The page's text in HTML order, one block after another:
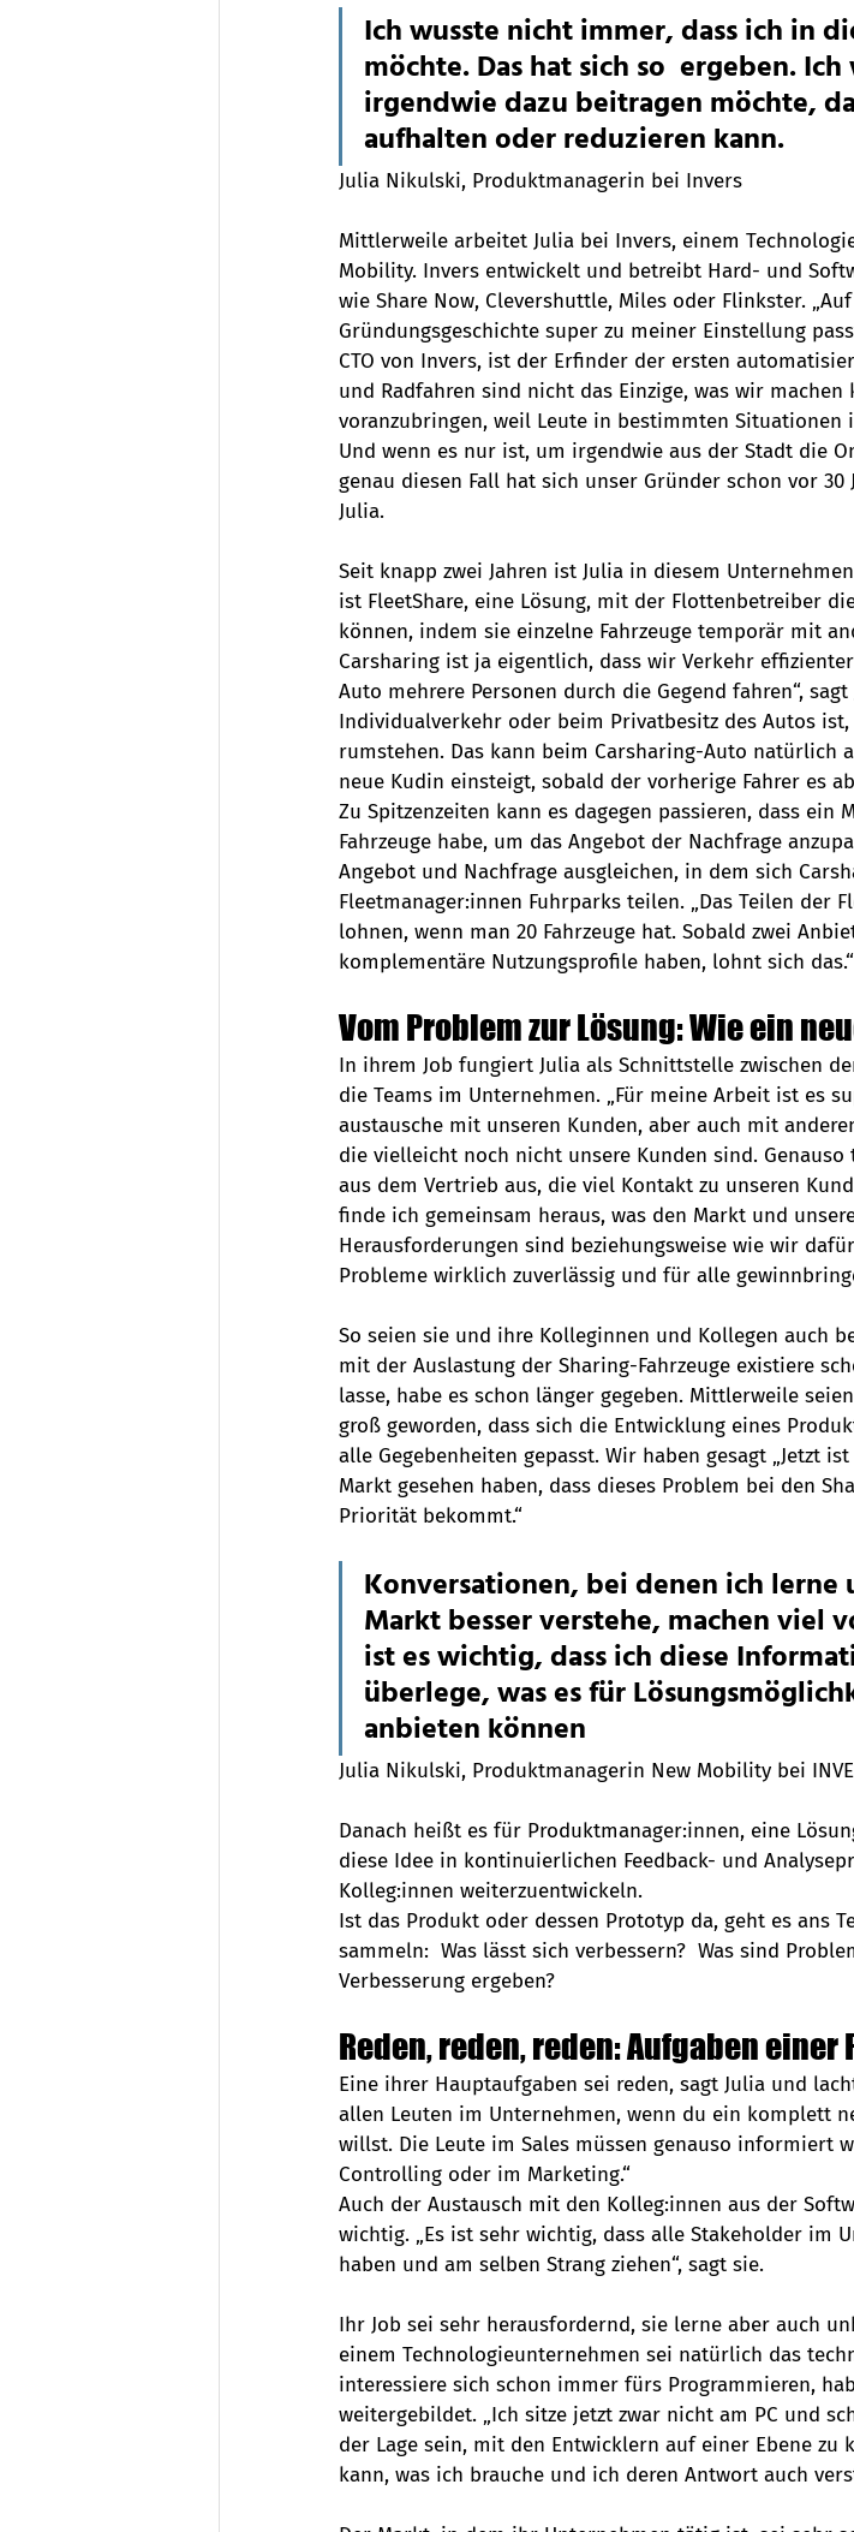
Ich wusste nicht immer, dass ich in
möchte. Das hat sich so  ergeben.
irgendwie dazu beitragen möchte,
aufhalten oder reduzieren kann.
Julia Nikulski, Produktmanagerin bei Invers
Mittlerweile arbeitet Julia bei Invers, einem
Mobility. Invers entwickelt und betreibt Hard- und
wie Share Now, Clevershuttle, Miles oder Flinkster.
Gründungsgeschichte super zu meiner Einstellung
CTO von Invers, ist der Erfinder der ersten
und Radfahren sind nicht das Einzige, was wir
voranzubringen, weil Leute in bestimmten
Und wenn es nur ist, um irgendwie aus der Stadt die
genau diesen Fall hat sich unser Gründer schon vor 30
Julia.
Seit knapp zwei Jahren ist Julia in diesem
ist FleetShare, eine Lösung, mit der Flottenbetreiber
können, indem sie einzelne Fahrzeuge temporär mit
Carsharing ist ja eigentlich, dass wir Verkehr
Auto mehrere Personen durch die Gegend fahren“,
Individualverkehr oder beim Privatbesitz des Autos
rumstehen. Das kann beim Carsharing-Auto natürlich
neue Kudin einsteigt, sobald der vorherige Fahrer es
Zu Spitzenzeiten kann es dagegen passieren, dass
Fahrzeuge habe, um das Angebot der Nachfrage
Angebot und Nachfrage ausgleichen, in dem sich
Fleetmanager:innen Fuhrparks teilen. „Das Teilen der
lohnen, wenn man 20 Fahrzeuge hat. Sobald zwei
komplementäre Nutzungsprofile haben, lohnt sich das.“
Vom Problem zur Lösung: Wie ein
In ihrem Job fungiert Julia als Schnittstelle zwischen
die Teams im Unternehmen. „Für meine Arbeit ist es
austausche mit unseren Kunden, aber auch mit
die vielleicht noch nicht unsere Kunden sind.
aus dem Vertrieb aus, die viel Kontakt zu unseren
finde ich gemeinsam heraus, was den Markt und
Herausforderungen sind beziehungsweise wie wir
Probleme wirklich zuverlässig und für alle
So seien sie und ihre Kolleginnen und Kollegen auch
mit der Auslastung der Sharing-Fahrzeuge existiere
lasse, habe es schon länger gegeben. Mittlerweile
groß geworden, dass sich die Entwicklung eines
alle Gegebenheiten gepasst. Wir haben gesagt „Jetzt
Markt gesehen haben, dass dieses Problem bei den
Priorität bekommt.“
Konversationen, bei denen ich
Markt besser verstehe, machen viel
ist es wichtig, dass ich diese
überlege, was es für
anbieten können
Julia Nikulski, Produktmanagerin New Mobility bei
Danach heißt es für Produktmanager:innen, eine
diese Idee in kontinuierlichen Feedback- und
Kolleg:innen weiterzuentwickeln.
Ist das Produkt oder dessen Prototyp da, geht es ans
sammeln:  Was lässt sich verbessern?  Was sind
Verbesserung ergeben?
Reden, reden, reden: Aufgaben
Eine ihrer Hauptaufgaben sei reden, sagt Julia und
allen Leuten im Unternehmen, wenn du ein komplett
willst. Die Leute im Sales müssen genauso informiert
Controlling oder im Marketing.“
Auch der Austausch mit den Kolleg:innen aus der
wichtig. „Es ist sehr wichtig, dass alle Stakeholder im
haben und am selben Strang ziehen“, sagt sie.
Ihr Job sei sehr herausfordernd, sie lerne aber auch
einem Technologieunternehmen sei natürlich das
interessiere sich schon immer fürs Programmieren,
weitergebildet. „Ich sitze jetzt zwar nicht am PC und
der Lage sein, mit den Entwicklern auf einer Ebene zu
kann, was ich brauche und ich deren Antwort auch